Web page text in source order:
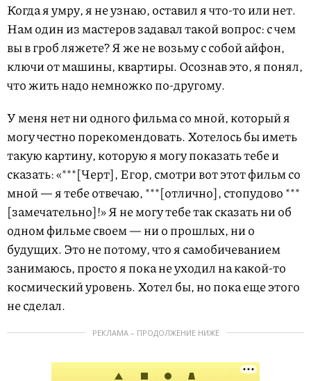
Когда я умру, я не узнаю, оставил я что-то или нет.
Нам один из мастеров задавал такой вопрос: с чем
вы в гроб ляжете? Я же не возьму с собой айфон,
ключи от машины, квартиры. Осознав это, я понял,
что жить надо немножко по-другому.
У меня нет ни одного фильма со мной, который я
могу честно порекомендовать. Хотелось бы иметь
такую картину, которую я могу показать тебе и
сказать: «***[Черт], Егор, смотри вот этот фильм со
мной — я тебе отвечаю, ***[отлично], стопудово ***
[замечательно]!» Я не могу тебе так сказать ни об
одном фильме своем — ни о прошлых, ни о
будущих. Это не потому, что я самобичеванием
занимаюсь, просто я пока не уходил на какой-то
космический уровень. Хотел бы, но пока еще этого
не сделал.
РЕКЛАМА – ПРОДОЛЖЕНИЕ НИЖЕ